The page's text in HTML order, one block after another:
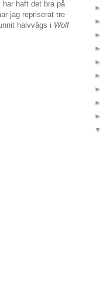
har haft det bra på
jag repriserat tre
halvvägs i Wolf
►
►
►
►
►
►
►
►
►
▼